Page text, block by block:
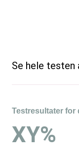
Se hele testen
Testresultater for
XY%